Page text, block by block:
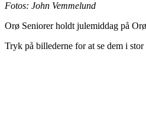
Fotos: John Vemmelund
Orø Seniorer holdt julemiddag på
Tryk på billederne for at se dem i stor